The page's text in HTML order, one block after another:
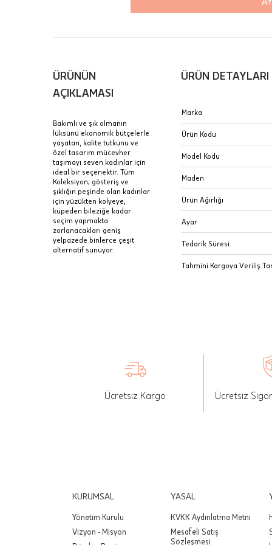
Seçiniz.
Stoklar çok
Taksit Tablosu
Taksit
Tek Çekim
2 Taksit
3 Taksit
ÜRÜNÜN
AÇIKLAMASI
Bakımlı ve şık olmanın
lüksünü ekonomik bütçelerle
yaşatan, kalite tutkunu ve
özel tasarım mücevher
taşımayı seven kadınlar için
ideal bir seçenektir. Tüm
Koleksiyon; gösteriş ve
şıklığın peşinde olan kadınlar
için yüzükten kolyeye,
küpeden bileziğe kadar
seçim yapmakta
zorlanacakları geniş
yelpazede binlerce çeşit
alternatif sunuyor.
ÜRÜN DETAYLARI
Marka
Ürün Kodu
Model Kodu
Maden
Ürün Ağırlığı
Ayar
Tedarik Süresi
Tahmini Kargoya Veriliş
Ücretsiz Kargo Ücretsiz
KURUMSAL
Yönetim Kurulu
Vizyon - Misyon
YASAL
KVKK Aydınlatma Metni
Mesafeli Satış
Sözleşmesi
Aynı
JTR |
Merkezi)
Sipariş
İptal:
Önemli: